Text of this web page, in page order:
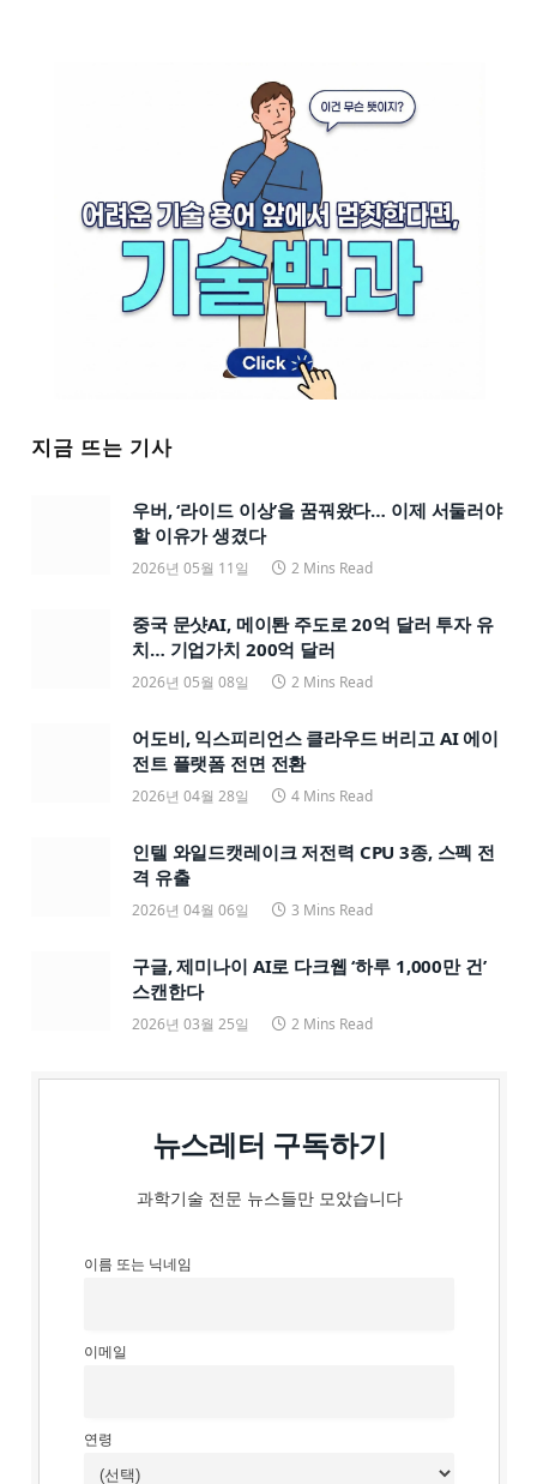
지금 뜨는 기사
우버, ‘라이드 이상’을 꿈꿔왔다… 이제 서둘러야
할 이유가 생겼다
2026년 05월 11일 2 Mins Read
중국 문샷AI, 메이퇀 주도로 20억 달러 투자 유
치… 기업가치 200억 달러
2026년 05월 08일 2 Mins Read
어도비, 익스피리언스 클라우드 버리고 AI 에이
전트 플랫폼 전면 전환
2026년 04월 28일 4 Mins Read
인텔 와일드캣레이크 저전력 CPU 3종, 스펙 전
격 유출
2026년 04월 06일 3 Mins Read
구글, 제미나이 AI로 다크웹 ‘하루 1,000만 건’
스캔한다
2026년 03월 25일 2 Mins Read
뉴스레터 구독하기
과학기술 전문 뉴스들만 모았습니다
이름 또는 닉네임
이메일
연령